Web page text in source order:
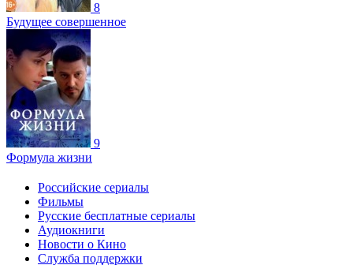
8
Будущее совершенное
9
Формула жизни
Российские сериалы
Фильмы
Русские бесплатные сериалы
Аудиокниги
Новости о Кино
Служба поддержки